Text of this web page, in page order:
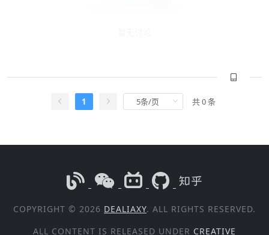
1 共 0 条
COPYRIGHT © 2026 DEALIAXY. ALL RIGHTS RESERVED.
ALL CONTENT IS RELEASED UNDER CREATIVE